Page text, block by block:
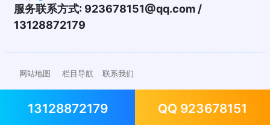
服务联系方式: 923678151@qq.com/
13128872179
网站地图 栏目导航 联系我们
13128872179 QQ 923678151